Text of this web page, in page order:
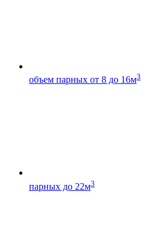
объем парных от 8 до 16м3
парных до 22м3